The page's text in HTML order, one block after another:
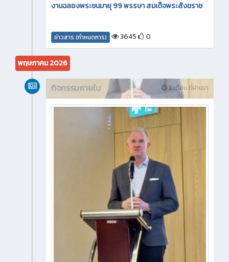
งานฉลองพระชนมายุ 99 พรรษา สมเด็จพระสังฆราช
ข่าวสาร (กำหนดการ) 3645 0
พฤษภาคม 2026
3 เดือน ที่ผ่านมา
กิจกรรมภายใน